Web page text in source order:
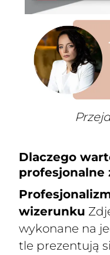
Dlaczego
profesjonalne
wizerunku
wykonane na
tle prezentują